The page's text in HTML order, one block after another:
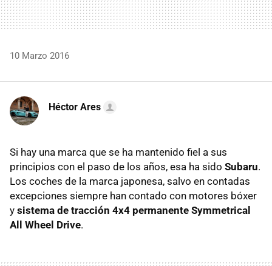
10 Marzo 2016
Héctor Ares
Si hay una marca que se ha mantenido fiel a sus
principios con el paso de los años, esa ha sido Subaru.
Los coches de la marca japonesa, salvo en contadas
excepciones siempre han contado con motores bóxer
y sistema de tracción 4x4 permanente Symmetrical
All Wheel Drive.